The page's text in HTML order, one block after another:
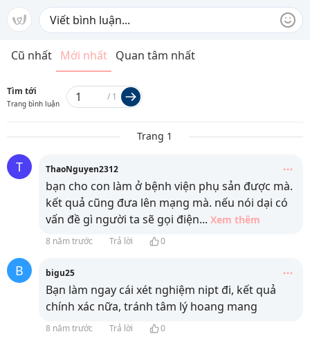
Cũ nhất Mới nhất Quan tâm nhất
Tìm tới
Trang bình luận
/ 1
Trang 1
T ThaoNguyen2312
bạn cho con làm ở bệnh viện phụ sản được mà.
kết quả cũng đưa lên mạng mà. nếu nói dại có
vấn đề gì người ta sẽ gọi điện... Xem thêm
8 năm trước Trả lời 0
B bigu25
Bạn làm ngay cái xét nghiệm nipt đi, kết quả
chính xác nữa, tránh tâm lý hoang mang
8 năm trước Trả lời 0